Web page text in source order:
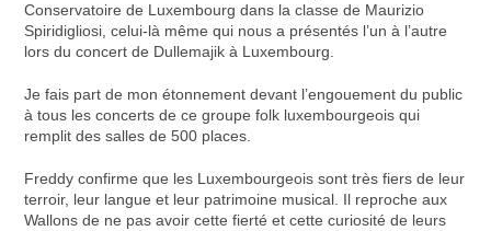
Conservatoire de Luxembourg dans la classe de Maurizio
Spiridigliosi, celui-là même qui nous a présentés l’un à l’autre
lors du concert de Dullemajik à Luxembourg.
Je fais part de mon étonnement devant l’engouement du public
à tous les concerts de ce groupe folk luxembourgeois qui
remplit des salles de 500 places.
Freddy confirme que les Luxembourgeois sont très fiers de leur
terroir, leur langue et leur patrimoine musical. Il reproche aux
Wallons de ne pas avoir cette fierté et cette curiosité de leurs